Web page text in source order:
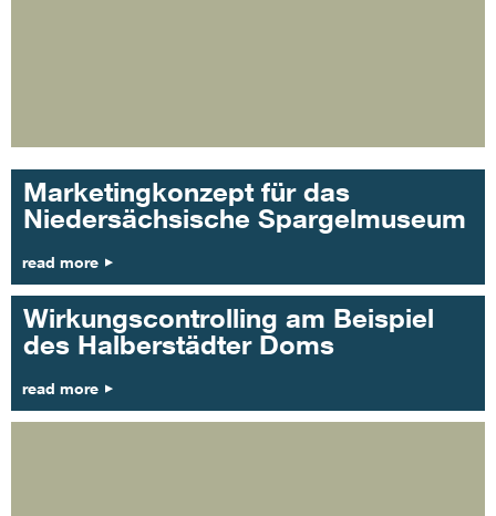
Marketingkonzept für das
Niedersächsische Spargelmuseum
read more
Wirkungscontrolling am Beispiel
des Halberstädter Doms
read more